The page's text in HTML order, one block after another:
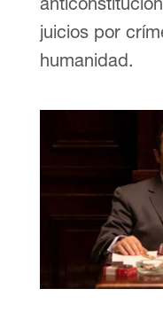
juicios por
humanidad.